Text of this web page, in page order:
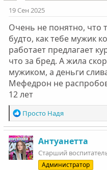
19 Сен 2025
Очень не понятно, что
будто, как тебе мужик
работает предлагает
что за бред. А жила
мужиком, а деньги
Мефедрон не
12 лет
Р
е
а
к
ц
и
Просто Надя
Антуанетта
Старший
Администратор